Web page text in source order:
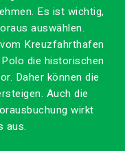
Es ist wichtig,
auswählen.
Kreuzfahrthafen
die historischen
Daher können die
Auch die
wirkt
aus.